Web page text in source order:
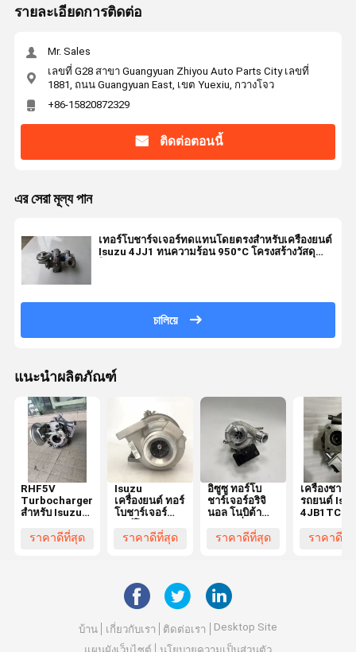
รายละเอียดการติดต่อ
Mr. Sales
เลขที่ G28 สาขา Guangyuan Zhiyou Auto Parts City เลขที่
1881, ถนน Guangyuan East, เขต Yuexiu, กวางโจว
+86-15820872329
ติดต่อตอนนี้
এর সেরা মূল্য পান
เทอร์โบชาร์จเจอร์ทดแทนโดยตรงสำหรับเครื่องยนต์
Isuzu 4JJ1 ทนความร้อน 950°C โครงสร้างวัสดุ
চালিয়ে
แนะนำผลิตภัณฑ์
RHF5V
Turbocharger
สําหรับ Isuzu
3.0T พร้อม
ราคาดีที่สุด
Isuzu
เครื่องยนต์ ทอร์
โบชาร์เจอร์
เรีย RHV5
ราคาดีที่สุด
อิซูซู ทอร์โบ
ชาร์เจอร์อริจิ
นอล โนบิต้า
VI B ซุปเปอร์
ชาร์เจอร์ ทอร์
ราคาดีที่สุด
เครื่องชาร์จ
รถยนต์
4JB1TC
ราคาดีที่
บ้าน เกี่ยวกับเรา ติดต่อเรา
Desktop Site
แผนผังเว็บไซต์
นโยบายความเป็นส่วนตัว